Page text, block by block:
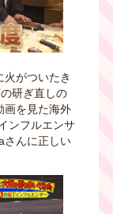
火がついたき
研ぎ直しの
画を見た海外
ンフルエンサ
さんに正しい